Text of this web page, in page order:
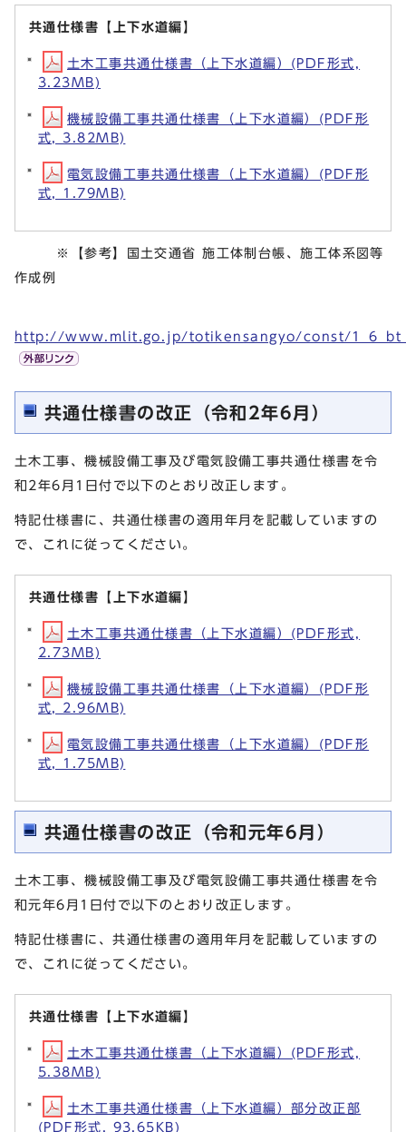
共通仕様書【上下水道編】
土木工事共通仕様書（上下水道編）(PDF形式,
3.23MB)
機械設備工事共通仕様書（上下水道編）(PDF形
式, 3.82MB)
電気設備工事共通仕様書（上下水道編）(PDF形
式, 1.79MB)
※【参考】国土交通省 施工体制台帳、施工体系図等
作成例
http://www.mlit.go.jp/totikensangyo/const/
共通仕様書の改正（令和2年6月）
土木工事、機械設備工事及び電気設備工事共通仕様書を令
和2年6月1日付で以下のとおり改正します。
特記仕様書に、共通仕様書の適用年月を記載していますの
で、これに従ってください。
共通仕様書【上下水道編】
土木工事共通仕様書（上下水道編）(PDF形式,
2.73MB)
機械設備工事共通仕様書（上下水道編）(PDF形
式, 2.96MB)
電気設備工事共通仕様書（上下水道編）(PDF形
式, 1.75MB)
共通仕様書の改正（令和元年6月）
土木工事、機械設備工事及び電気設備工事共通仕様書を令
和元年6月1日付で以下のとおり改正します。
特記仕様書に、共通仕様書の適用年月を記載していますの
で、これに従ってください。
共通仕様書【上下水道編】
土木工事共通仕様書（上下水道編）(PDF形式,
5.38MB)
土木工事共通仕様書（上下水道編）部分改正部
(PDF形式, 93.65KB)